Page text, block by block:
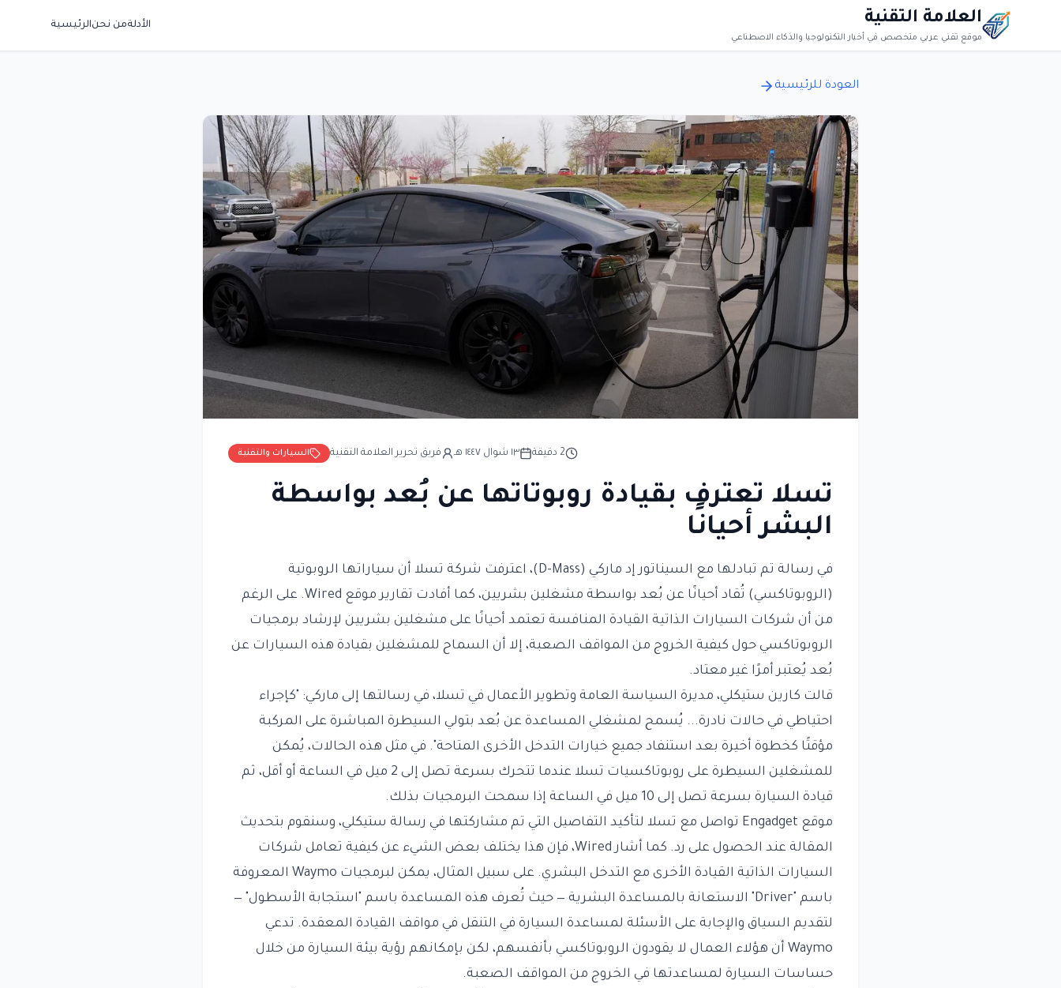
العلامة التقنية
موقع تقني عربي متخصص في أخبار التكنولوجيا والذكاء الاصطناعي
الأدلةمن نحنالرئيسية
العودة للرئيسية
السيارات والتقنية فريق تحرير العلامة التقنية ١٣ شوال ١٤٤٧ هـ 2 دقيقة
تسلا تعترف بقيادة روبوتاتها عن بُعد بواسطة
البشر أحيانًا
في رسالة تم تبادلها مع السيناتور إد ماركي (D-Mass)، اعترفت شركة تسلا أن سياراتها الروبوتية
(الروبوتاكسي) تُقاد أحيانًا عن بُعد بواسطة مشغلين بشريين، كما أفادت تقارير موقع Wired. على الرغم
من أن شركات السيارات الذاتية القيادة المنافسة تعتمد أحيانًا على مشغلين بشريين لإرشاد برمجيات
الروبوتاكسي حول كيفية الخروج من المواقف الصعبة، إلا أن السماح للمشغلين بقيادة هذه السيارات عن
بُعد يُعتبر أمرًا غير معتاد.
قالت كارين ستيكلي، مديرة السياسة العامة وتطوير الأعمال في تسلا، في رسالتها إلى ماركي: "كإجراء
احتياطي في حالات نادرة... يُسمح لمشغلي المساعدة عن بُعد بتولي السيطرة المباشرة على المركبة
مؤقتًا كخطوة أخيرة بعد استنفاد جميع خيارات التدخل الأخرى المتاحة". في مثل هذه الحالات، يُمكن
للمشغلين السيطرة على روبوتاكسيات تسلا عندما تتحرك بسرعة تصل إلى 2 ميل في الساعة أو أقل، ثم
قيادة السيارة بسرعة تصل إلى 10 ميل في الساعة إذا سمحت البرمجيات بذلك.
موقع Engadget تواصل مع تسلا لتأكيد التفاصيل التي تم مشاركتها في رسالة ستيكلي، وسنقوم بتحديث
المقالة عند الحصول على رد. كما أشار Wired، فإن هذا يختلف بعض الشيء عن كيفية تعامل شركات
السيارات الذاتية القيادة الأخرى مع التدخل البشري. على سبيل المثال، يمكن لبرمجيات Waymo المعروفة
باسم "Driver" الاستعانة بالمساعدة البشرية — حيث تُعرف هذه المساعدة باسم "استجابة الأسطول" —
لتقديم السياق والإجابة على الأسئلة لمساعدة السيارة في التنقل في مواقف القيادة المعقدة. تدعي
Waymo أن هؤلاء العمال لا يقودون الروبوتاكسي بأنفسهم، لكن بإمكانهم رؤية بيئة السيارة من خلال
حساسات السيارة لمساعدتها في الخروج من المواقف الصعبة.